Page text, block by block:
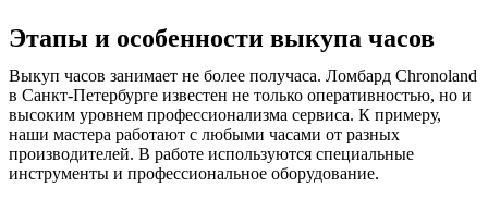
Этапы и особенности выкупа часов
Выкуп часов занимает не более получаса. Ломбард Chronoland
в Санкт-Петербурге известен не только оперативностью, но и
высоким уровнем профессионализма сервиса. К примеру,
наши мастера работают с любыми часами от разных
производителей. В работе используются специальные
инструменты и профессиональное оборудование.